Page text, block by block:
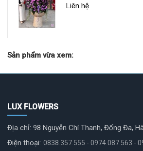
Liên hệ
Sản phẩm vừa xem:
LUX FLOWERS
Địa chỉ: 98 Nguyễn Chí Thanh, Đống Đa,
Điện thoại: 0838.357.555 - 0974.087.563 -